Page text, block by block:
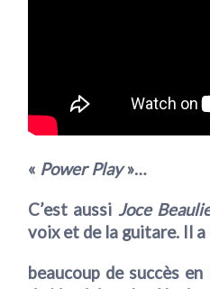
« Power Play»…
C’est aussi Joce
voix et de la guitare. Il a
beaucoup de succès